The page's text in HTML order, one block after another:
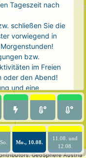
GeoSphere Austria
Tageszeit nach
schließen Sie die
vorwiegend in
bzw.
im Freien
oder den Abend!
und eine
Auch kalte Arm-
Optimal sind
Wasser
Mo., 10.08.
11.08. und
12.08.